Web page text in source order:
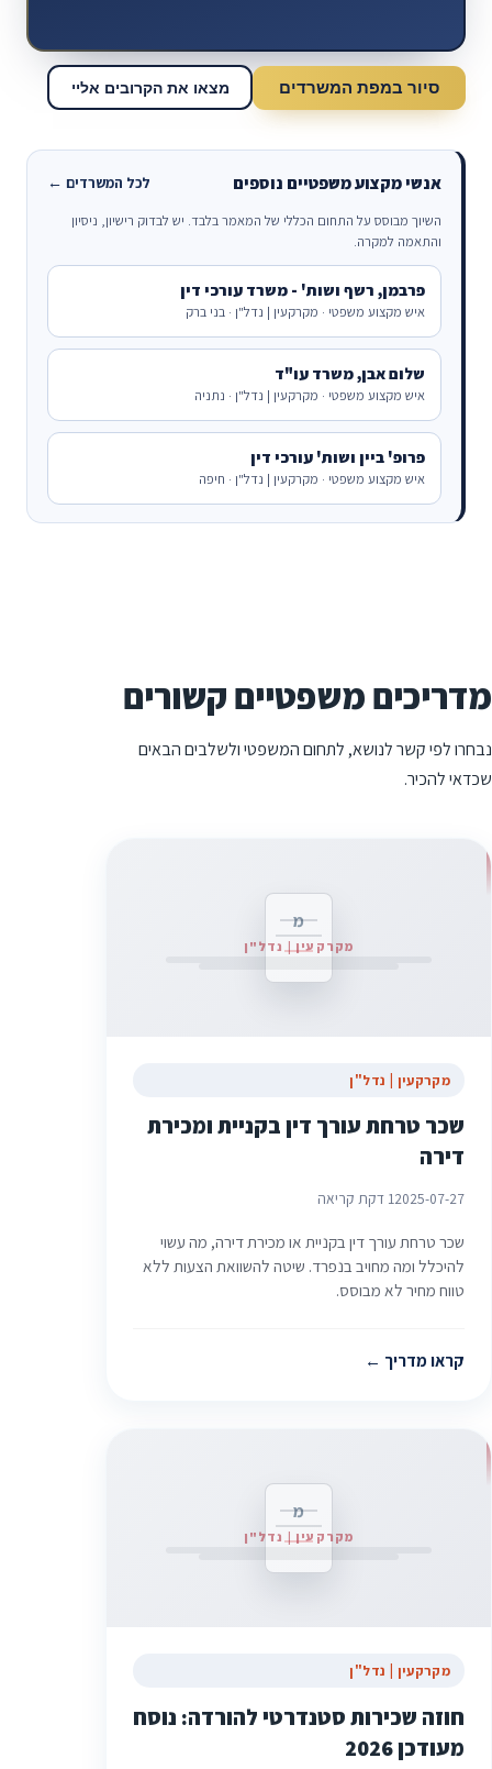
סיור במפת המשרדים מצאו את הקרובים אליי
אנשי מקצוע משפטיים נוספים לכל המשרדים ←
השיוך מבוסס על התחום הכללי של המאמר בלבד. יש לבדוק רישיון, ניסיון
והתאמה למקרה.
פרבמן, רשף ושות' - משרד עורכי דין
איש מקצוע משפטי · מקרקעין | נדל"ן · בני ברק
שלום אבן, משרד עו"ד
איש מקצוע משפטי · מקרקעין | נדל"ן · נתניה
פרופ' ביין ושות' עורכי דין
איש מקצוע משפטי · מקרקעין | נדל"ן · חיפה
מדריכים משפטיים קשורים
נבחרו לפי קשר לנושא, לתחום המשפטי ולשלבים הבאים
שכדאי להכיר.
מ
מקרקעין | נדל"ן
מקרקעין | נדל"ן
שכר טרחת עורך דין בקניית ומכירת
דירה
2025-07-271 דקת קריאה
שכר טרחת עורך דין בקניית או מכירת דירה, מה עשוי
להיכלל ומה מחויב בנפרד. שיטה להשוואת הצעות ללא
טווח מחיר לא מבוסס.
קראו מדריך
מ
מקרקעין | נדל"ן
מקרקעין | נדל"ן
חוזה שכירות סטנדרטי להורדה: נוסח
מעודכן 2026